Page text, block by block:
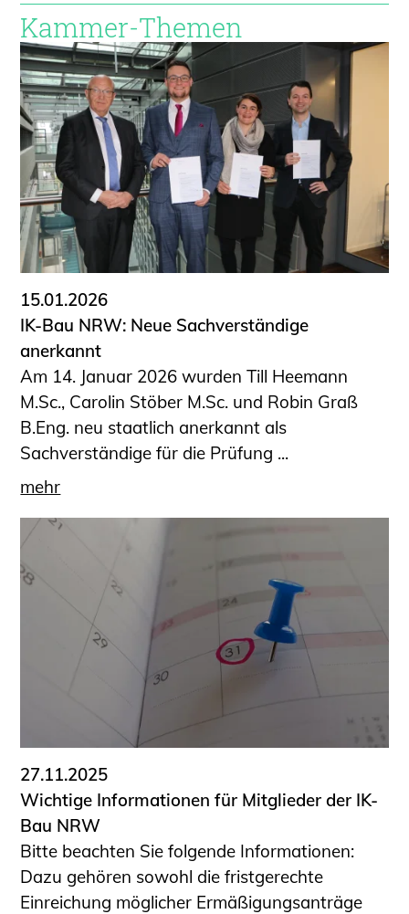
Kammer-Themen
15.01.2026
IK-Bau NRW: Neue Sachverständige
anerkannt
Am 14. Januar 2026 wurden Till Heemann
M.Sc., Carolin Stöber M.Sc. und Robin Graß
B.Eng. neu staatlich anerkannt als
Sachverständige für die Prüfung ...
mehr
27.11.2025
Wichtige Informationen für Mitglieder der IK-
Bau NRW
Bitte beachten Sie folgende Informationen:
Dazu gehören sowohl die fristgerechte
Einreichung möglicher Ermäßigungsanträge